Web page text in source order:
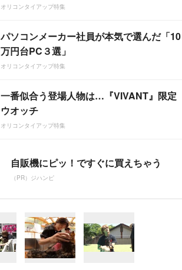
オリコンタイアップ特集
パソコンメーカー社員が本気で選んだ「10
万円台PC３選」
オリコンタイアップ特集
一番似合う登場人物は…『VIVANT』限定
ウオッチ
オリコンタイアップ特集
自販機にピッ！ですぐに買えちゃう
（PR）ジハンピ